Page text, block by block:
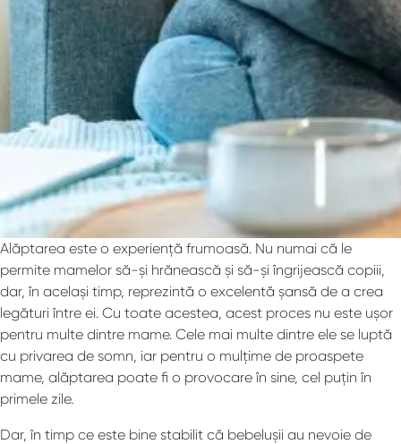
Alăptarea este o experiență frumoasă. Nu numai că le
permite mamelor să-și hrănească și să-și îngrijească copiii,
dar, în același timp, reprezintă o excelentă șansă de a crea
legături între ei. Cu toate acestea, acest proces nu este ușor
pentru multe dintre mame. Cele mai multe dintre ele se luptă
cu privarea de somn, iar pentru o mulțime de proaspete
mame, alăptarea poate fi o provocare în sine, cel puțin în
primele zile.
Dar, în timp ce este bine stabilit că bebelușii au nevoie de